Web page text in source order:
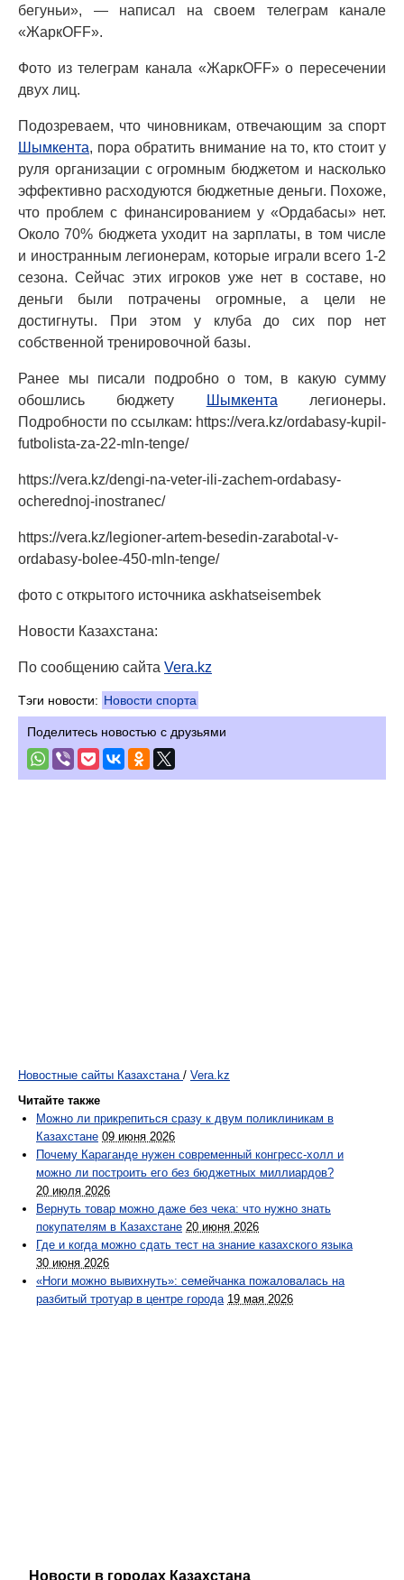
бегуньи», — написал на своем телеграм канале
«ЖаркOFF».
Фото из телеграм канала «ЖаркOFF» о пересечении
двух лиц.
Подозреваем, что чиновникам, отвечающим за спорт
Шымкента, пора обратить внимание на то, кто стоит у
руля организации с огромным бюджетом и насколько
эффективно расходуются бюджетные деньги. Похоже,
что проблем с финансированием у «Ордабасы» нет.
Около 70% бюджета уходит на зарплаты, в том числе
и иностранным легионерам, которые играли всего 1-2
сезона. Сейчас этих игроков уже нет в составе, но
деньги были потрачены огромные, а цели не
достигнуты. При этом у клуба до сих пор нет
собственной тренировочной базы.
Ранее мы писали подробно о том, в какую сумму
обошлись бюджету
Шымкента легионеры.
Подробности по ссылкам: https://vera.kz/ordabasy-kupil-
futbolista-za-22-mln-tenge/
https://vera.kz/dengi-na-veter-ili-zachem-ordabasy-
ocherednoj-inostranec/
https://vera.kz/legioner-artem-besedin-zarabotal-v-
ordabasy-bolee-450-mln-tenge/
фото с открытого источника askhatseisembek
Новости Казахстана:
По сообщению сайта Vera.kz
Тэги новости: Новости спорта
Поделитесь новостью с друзьями
Новостные сайты Казахстана / Vera.kz
Читайте также
Можно ли прикрепиться сразу к двум поликлиникам в
Казахстане 09 июня 2026
Почему Караганде нужен современный конгресс-холл и
можно ли построить его без бюджетных миллиардов?
20 июля 2026
Вернуть товар можно даже без чека: что нужно знать
покупателям в Казахстане 20 июня 2026
Где и когда можно сдать тест на знание казахского языка
30 июня 2026
«Ноги можно вывихнуть»: семейчанка пожаловалась на
разбитый тротуар в центре города 19 мая 2026
Новости в городах Казахстана